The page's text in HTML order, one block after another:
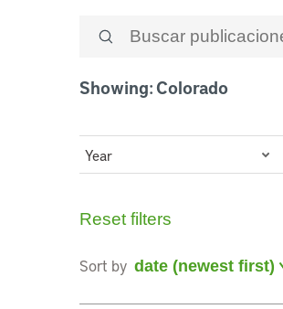
Showing: Colorado
Year
Reset filters
Sort by